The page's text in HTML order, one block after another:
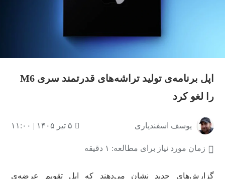
اپل برنامه‌ی تولید تراشه‌های قدرتمند سری M6
را لغو کرد
یوسف اسفندیاری ۵ تیر ۱۴۰۵ | ۱۱:۰۰
زمان مورد نیاز برای مطالعه: ۱ دقیقه
گزارش‌های جدید نشان می‌دهند که اپل تقویم عرضه‌ی